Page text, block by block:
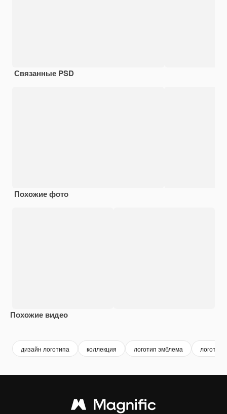
Связанные PSD
Похожие фото
Похожие видео
дизайн логотипа коллекция логотип эмблема логотип